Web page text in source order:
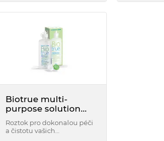
Biotrue multi-
purpose solution
300 ml
Roztok pro dokonalou péči
a čistotu vašich